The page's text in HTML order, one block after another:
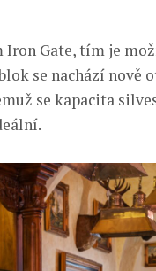
Gate, tím je
se nachází nově
se kapacita